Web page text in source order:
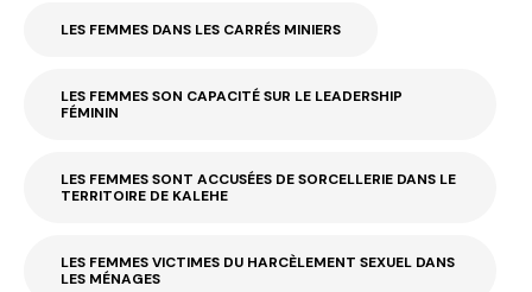
LES FEMMES DANS LES CARRÉS MINIERS
LES FEMMES SON CAPACITÉ SUR LE LEADERSHIP
FÉMININ
LES FEMMES SONT ACCUSÉES DE SORCELLERIE DANS LE
TERRITOIRE DE KALEHE
LES FEMMES VICTIMES DU HARCÈLEMENT SEXUEL DANS
LES MÉNAGES